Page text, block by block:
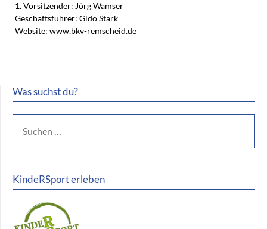
1. Vorsitzender: Jörg Wamser
Geschäftsführer: Gido Stark
Website: www.bkv-remscheid.de
Was suchst du?
KindeRSport erleben